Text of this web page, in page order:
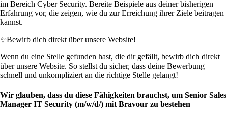
im Bereich Cyber Security. Bereite Beispiele aus deiner bisherigen
Erfahrung vor, die zeigen, wie du zur Erreichung ihrer Ziele beitragen
kannst.
✨Bewirb dich direkt über unsere Website!
Wenn du eine Stelle gefunden hast, die dir gefällt, bewirb dich direkt
über unsere Website. So stellst du sicher, dass deine Bewerbung
schnell und unkompliziert an die richtige Stelle gelangt!
Wir glauben, dass du diese Fähigkeiten brauchst, um Senior Sales
Manager IT Security (m/w/d/) mit Bravour zu bestehen